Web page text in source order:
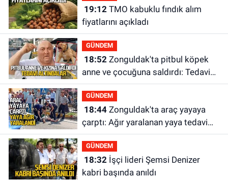
19:12TMO kabuklu fındık alım
fiyatlarını açıkladı
GÜNDEM
18:52Zonguldak'ta pitbul köpek
anne ve çocuğuna saldırdı: Tedavi
altındalar
GÜNDEM
18:44Zonguldak'ta araç yayaya
çarptı: Ağır yaralanan yaya tedavi
altına alındı
GÜNDEM
18:32İşçi lideri Şemsi Denizer
kabri başında anıldı